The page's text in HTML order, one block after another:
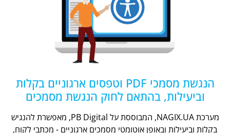
הנגשת מסמכי PDF וטפסים ארגוניים בקלות
וביעילות, בהתאם לחוק הנגשת מסמכים
מערכת NAGIX.UA, המבוססת על PB Digital, מאפשרת להנגיש
בקלות וביעילות ובאופן אוטומטי מסמכים ארגוניים - מכתבי לקוח,